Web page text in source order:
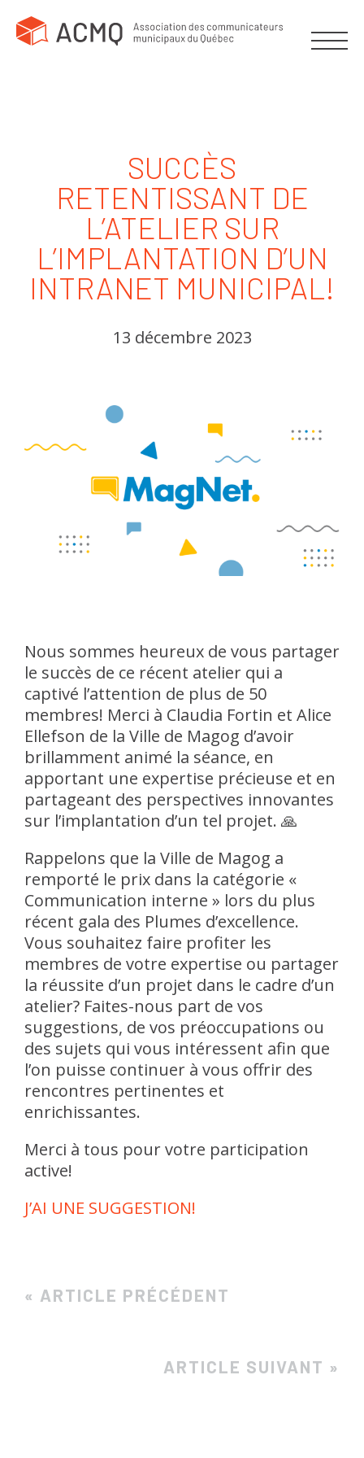
SUCCÈS
RETENTISSANT DE
L’ATELIER SUR
L’IMPLANTATION D’UN
INTRANET MUNICIPAL!
13 décembre 2023
Nous sommes heureux de vous partager
le succès de ce récent atelier qui a
captivé l’attention de plus de 50
membres! Merci à Claudia Fortin et Alice
Ellefson de la Ville de Magog d’avoir
brillamment animé la séance, en
apportant une expertise précieuse et en
partageant des perspectives innovantes
sur l’implantation d’un tel projet. 🙏
Rappelons que la Ville de Magog a
remporté le prix dans la catégorie «
Communication interne » lors du plus
récent gala des Plumes d’excellence.
Vous souhaitez faire profiter les
membres de votre expertise ou partager
la réussite d’un projet dans le cadre d’un
atelier? Faites-nous part de vos
suggestions, de vos préoccupations ou
des sujets qui vous intéressent afin que
l’on puisse continuer à vous offrir des
rencontres pertinentes et
enrichissantes.
Merci à tous pour votre participation
active!
J’AI UNE SUGGESTION!
« ARTICLE PRÉCÉDENT
ARTICLE SUIVANT »